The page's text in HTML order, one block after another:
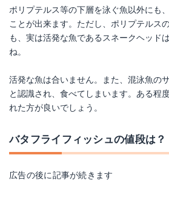
ポリプテルス等の下層を泳ぐ魚以外にも
ことが出来ます。ただし、ポリプテルス
も、実は活発な魚であるスネークヘッド
ね。
活発な魚は合いません。また、混泳魚の
と認識され、食べてしまいます。ある程
れた方が良いでしょう。
バタフライフィッシュの値段は？
広告の後に記事が続きます